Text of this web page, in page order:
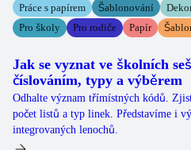
Práce s papírem Šablonování
Pro školy
Pro rodiče Papír
Jak se vyznat ve školních
číslováním, typy a výběrem
Odhalte význam třímístných kódů.
počet listů a typ linek. Představíme i
integrovaných lenochů.